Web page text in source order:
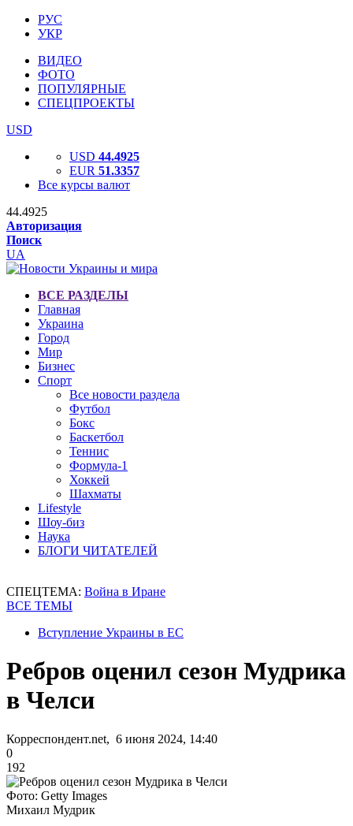
РУС
УКР
ВИДЕО
ФОТО
ПОПУЛЯРНЫЕ
СПЕЦПРОЕКТЫ
USD
USD 44.4925
EUR 51.3357
Все курсы валют
44.4925
Авторизация
Поиск
UA
ВСЕ РАЗДЕЛЫ
Главная
Украина
Город
Мир
Бизнес
Спорт
Все новости раздела
Футбол
Бокс
Баскетбол
Теннис
Формула-1
Хоккей
Шахматы
Lifestyle
Шоу-биз
Наука
БЛОГИ ЧИТАТЕЛЕЙ
СПЕЦТЕМА: Война в Иране
ВСЕ ТЕМЫ
Вступление Украины в ЕС
Ребров оценил сезон Мудрика
в Челси
Корреспондент.net, 6 июня 2024, 14:40
0
192
Фото: Getty Images
Михаил Мудрик